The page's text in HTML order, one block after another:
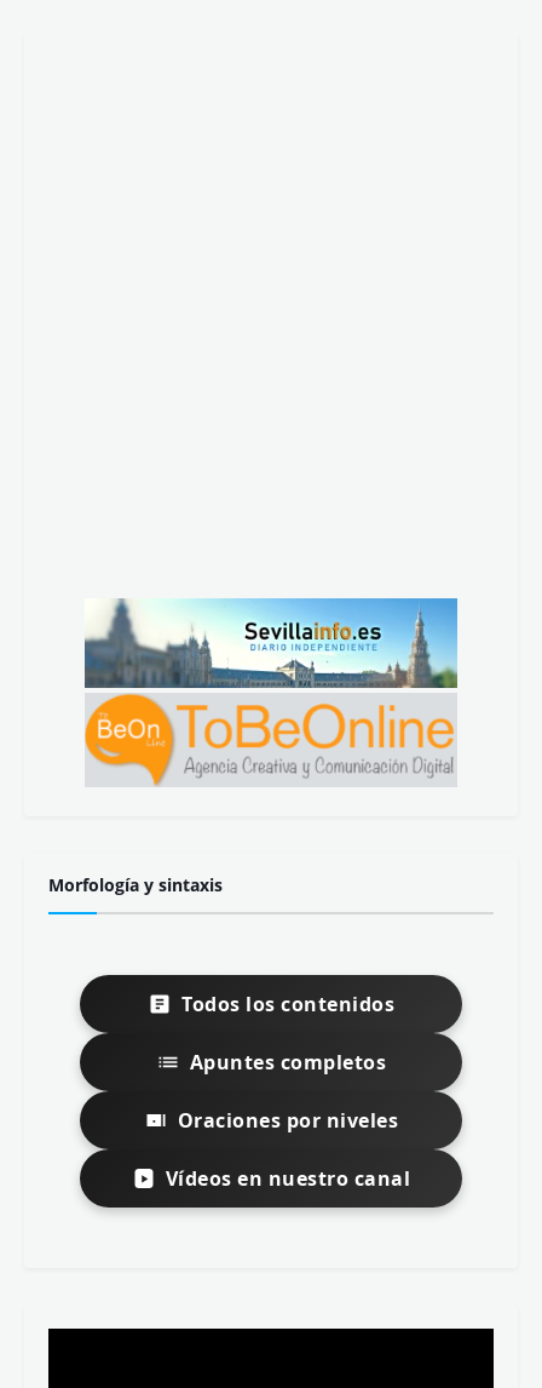
Morfología y sintaxis
Todos los contenidos
Apuntes completos
Oraciones por niveles
Vídeos en nuestro canal